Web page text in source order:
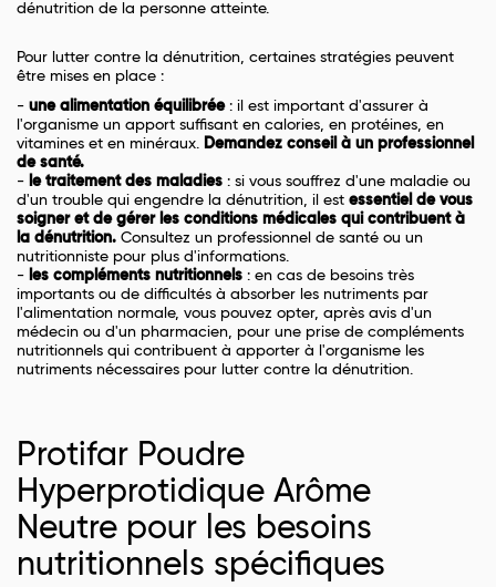
dénutrition de la personne atteinte.
Pour lutter contre la dénutrition, certaines stratégies peuvent
être mises en place :
- une alimentation équilibrée: il est important d'assurer à
l'organisme un apport suffisant en calories, en protéines, en
vitamines et en minéraux. Demandez conseil à un professionnel
de santé.
- le traitement des maladies : si vous souffrez d'une maladie ou
d'un trouble qui engendre la dénutrition, il est essentiel de vous
soigner et de gérer les conditions médicales qui contribuent à
la dénutrition. Consultez un professionnel de santé ou un
nutritionniste pour plus d'informations.
- les compléments nutritionnels : en cas de besoins très
importants ou de difficultés à absorber les nutriments par
l'alimentation normale, vous pouvez opter, après avis d'un
médecin ou d'un pharmacien, pour une prise de compléments
nutritionnels qui contribuent à apporter à l'organisme les
nutriments nécessaires pour lutter contre la dénutrition.
Protifar Poudre
Hyperprotidique Arôme
Neutre pour les besoins
nutritionnels spécifiques